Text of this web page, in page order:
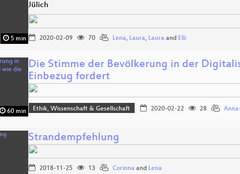
5 min
Jülich
2020-02-09 70 Lena, Laura, Laura and Elli
60 min
Die Stimme der Bevölkerung in der
Einbezug fordert
Ethik, Wissenschaft & Gesellschaft 2020-02-22 28
Strandempfehlung
2018-11-25 13 Corinna and Lena